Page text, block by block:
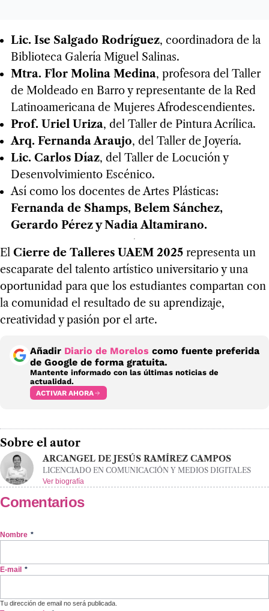
Lic. Ise Salgado Rodríguez, coordinadora de la
Biblioteca Galería Miguel Salinas.
Mtra. Flor Molina Medina, profesora del Taller
de Moldeado en Barro y representante de la Red
Latinoamericana de Mujeres Afrodescendientes.
Prof. Uriel Uriza, del Taller de Pintura Acrílica.
Arq. Fernanda Araujo, del Taller de Joyería.
Lic. Carlos Díaz, del Taller de Locución y
Desenvolvimiento Escénico.
Así como los docentes de Artes Plásticas:
Fernanda de Shamps, Belem Sánchez,
Gerardo Pérez y Nadia Altamirano.
El Cierre de Talleres UAEM 2025 representa un
escaparate del talento artístico universitario y una
oportunidad para que los estudiantes compartan con
la comunidad el resultado de su aprendizaje,
creatividad y pasión por el arte.
Añadir Diario de Morelos como fuente preferida
de Google de forma gratuita.
Mantente informado con las últimas noticias de
actualidad.
ACTIVAR AHORA
Sobre el autor
ARCANGEL DE JESÚS RAMÍREZ CAMPOS
LICENCIADO EN COMUNICACIÓN Y MEDIOS DIGITALES
Ver biografía
Comentarios
Nombre *
E-mail *
Tu dirección de email no será publicada.